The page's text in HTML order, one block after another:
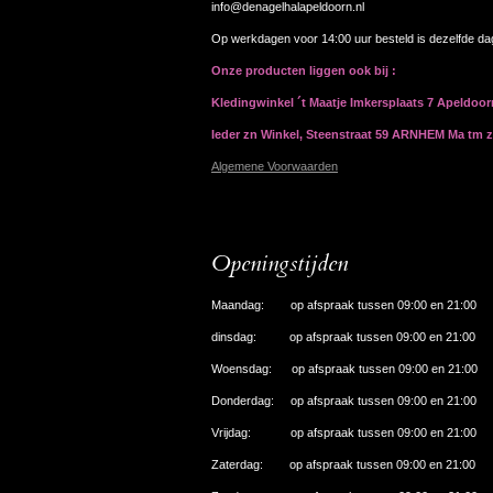
info@denagelhalapeldoorn.nl
Op werkdagen voor 14:00 uur besteld is dezelfde
Onze producten liggen ook bij :
Kledingwinkel ´t Maatje Imkersplaats 7
Ieder zn Winkel, Steenstraat 59 ARNHEM Ma tm
Algemene Voorwaarden
Openingstijden
Maandag: op afspraak tussen 09:00 en 21:00
dinsdag: op afspraak tussen 09:00 en 21:00
Woensdag: op afspraak tussen 09:00 en 21:00
Donderdag: op afspraak tussen 09:00 en 21:00
Vrijdag: op afspraak tussen 09:00 en 21:00
Zaterdag: op afspraak tussen 09:00 en 21:00